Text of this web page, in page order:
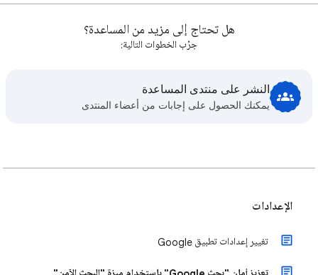
هل تحتاج إلى مزيد من المساعدة؟
جرِّب الخطوات التالية:
النشر على منتدى المساعدة
يمكنك الحصول على إجابات من أعضاء المنتدى
الإعدادات
تغيير إعدادات تطبيق Google